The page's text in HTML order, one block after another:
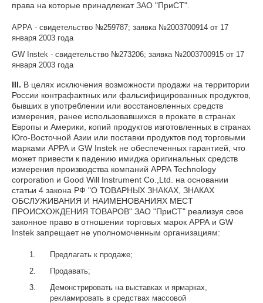
права на которые принадлежат ЗАО "ПриСТ".
АРРА - свидетельство №259787; заявка №2003700914 от 17
января 2003 года
GW Instek - свидетельство №273206; заявка №2003700915 от 17
января 2003 года
III. В целях исключения возможности продажи на территории
России контрафактных или фальсифицированных продуктов,
бывших в употреблении или восстановленных средств
измерения, ранее использовавшихся в прокате в странах
Европы и Америки, копий продуктов изготовленных в странах
Юго-Восточной Азии или поставки продуктов под торговыми
марками АРРА и GW Instek не обеспеченных гарантией, что
может привести к падению имиджа оригинальных средств
измерения производства компаний АРРА Technology
corporation и Good Will Instrument Co.,Ltd. на основании
статьи 4 закона РФ "О ТОВАРНЫХ ЗНАКАХ, ЗНАКАХ
ОБСЛУЖИВАНИЯ И НАИМЕНОВАНИЯХ МЕСТ
ПРОИСХОЖДЕНИЯ ТОВАРОВ" ЗАО "ПриСТ" реализуя свое
законное право в отношении торговых марок АРРА и GW
Instek запрещает не уполномоченным организациям:
Предлагать к продаже;
Продавать;
Демонстрировать на выставках и ярмарках,
рекламировать в средствах массовой